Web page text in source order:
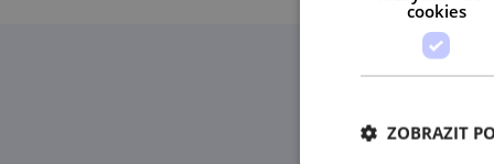
cookies
ZOBRAZIT